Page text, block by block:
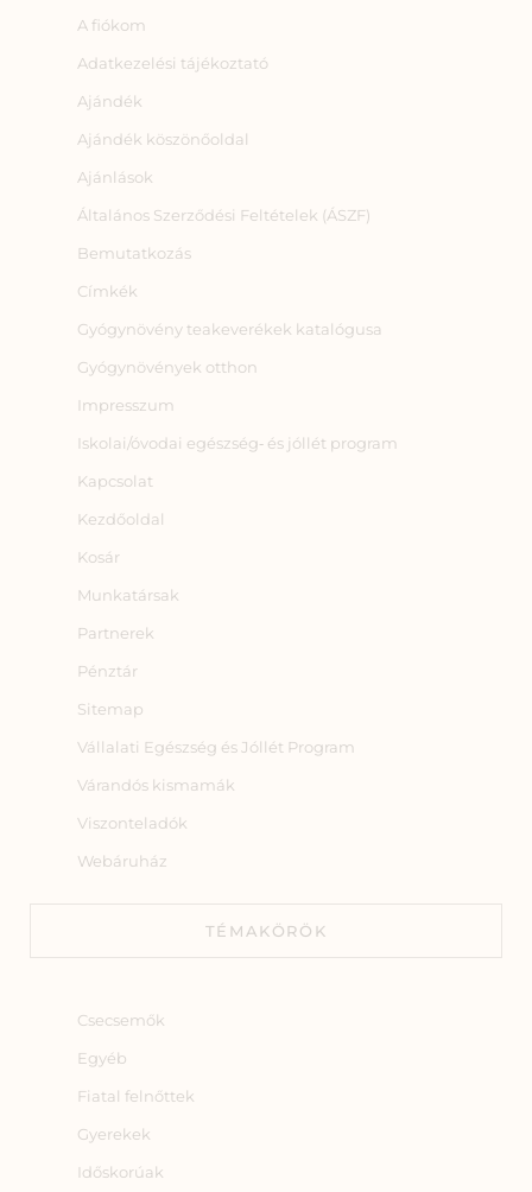
A fiókom
Adatkezelési tájékoztató
Ajándék
Ajándék köszönőoldal
Ajánlások
Általános Szerződési Feltételek (ÁSZF)
Bemutatkozás
Címkék
Gyógynövény teakeverékek katalógusa
Gyógynövények otthon
Impresszum
Iskolai/óvodai egészség‑ és jóllét program
Kapcsolat
Kezdőoldal
Kosár
Munkatársak
Partnerek
Pénztár
Sitemap
Vállalati Egészség és Jóllét Program
Várandós kismamák
Viszonteladók
Webáruház
TÉMAKÖRÖK
Csecsemők
Egyéb
Fiatal felnőttek
Gyerekek
Időskorúak